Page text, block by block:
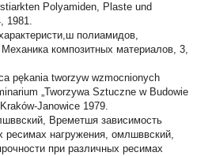
Polyamiden, Plaste und
1981.
полиамидов,
композитных материалов, 3,
pękania tworzyw wzmocnionych
„Tworzywa Sztuczne w Budowie
Janowice 1979.
Времетшя зависимость
ресимах нагружения, омлшввский,
при различных ресимах